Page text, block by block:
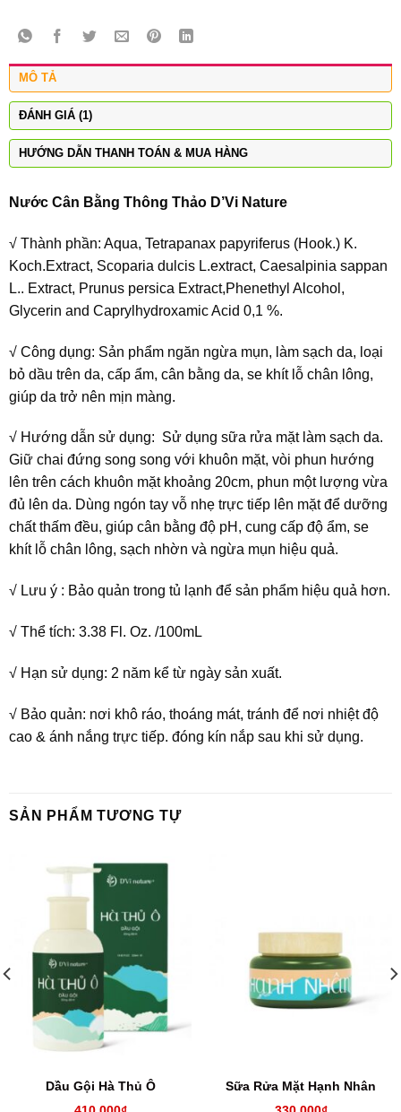
MÔ TẢ
ĐÁNH GIÁ (1)
HƯỚNG DẪN THANH TOÁN & MUA HÀNG
Nước Cân Bằng Thông Thảo D’Vi Nature
√ Thành phần: Aqua, Tetrapanax papyriferus (Hook.) K.
Koch.Extract, Scoparia dulcis L.extract, Caesalpinia sappan
L.. Extract, Prunus persica Extract,Phenethyl Alcohol,
Glycerin and Caprylhydroxamic Acid 0,1 %.
√ Công dụng: Sản phẩm ngăn ngừa mụn, làm sạch da, loại
bỏ dầu trên da, cấp ẩm, cân bằng da, se khít lỗ chân lông,
giúp da trở nên mịn màng.
√ Hướng dẫn sử dụng: Sử dụng sữa rửa mặt làm sạch da.
Giữ chai đứng song song với khuôn mặt, vòi phun hướng
lên trên cách khuôn mặt khoảng 20cm, phun một lượng vừa
đủ lên da. Dùng ngón tay vỗ nhẹ trực tiếp lên mặt để dưỡng
chất thấm đều, giúp cân bằng độ pH, cung cấp độ ẩm, se
khít lỗ chân lông, sạch nhờn và ngừa mụn hiệu quả.
√ Lưu ý : Bảo quản trong tủ lạnh để sản phẩm hiệu quả hơn.
√ Thể tích: 3.38 Fl. Oz. /100mL
√ Hạn sử dụng: 2 năm kể từ ngày sản xuất.
√ Bảo quản: nơi khô ráo, thoáng mát, tránh để nơi nhiệt độ
cao & ánh nắng trực tiếp. đóng kín nắp sau khi sử dụng.
SẢN PHẨM TƯƠNG TỰ
Dầu Gội Hà Thủ Ô
Sữa Rửa Mặt Hạnh Nhân